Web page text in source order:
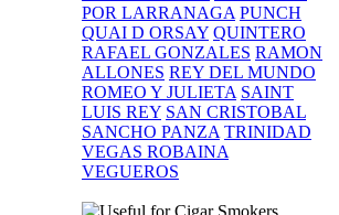
POR LARRANAGA PUNCH
QUAI D ORSAY QUINTERO
RAFAEL GONZALES RAMON
ALLONES REY DEL MUNDO
ROMEO Y JULIETA SAINT
LUIS REY SAN CRISTOBAL
SANCHO PANZA TRINIDAD
VEGAS ROBAINA
VEGUEROS